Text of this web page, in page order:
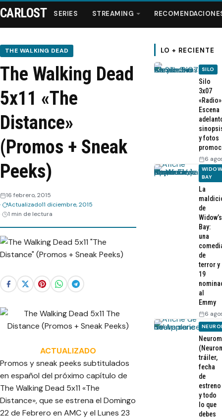
Series
Streaming
Recomendaciones
Webisodios
CARLOST SERIES STREAMING
THE WALKING DEAD
The Walking Dead
5x11 «The
Distance»
(Promos + Sneak
Peeks)
16 febrero, 2015
Actualizado11 diciembre, 2015
1 min de lectura
ACTUALIZADO
Promos y sneak peeks subtitulados
en español del próximo capítulo de
The Walking Dead 5x11 «The
Distance», que se estrena el Domingo
22 de Febrero en AMC y el Lunes 23
LO + RECIENTE
SILO
Silo
3x07
Escena
y fotos
6
BAY
La
de
Widow’s
Bay:
una
de
terror y
19
al
Emmy
6
tráiler,
fecha
de
estreno
y todo
lo que
debes